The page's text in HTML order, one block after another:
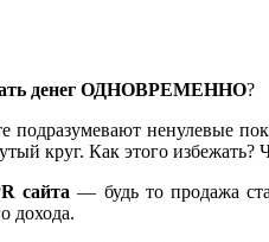
денег ОДНОВРЕМЕННО?
подразумевают ненулевые
круг. Как этого избежать?
сайта— будь то продажа
дохода.